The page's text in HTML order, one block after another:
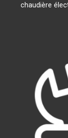
chaudière